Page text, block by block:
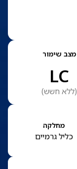
מצב שימור
LC
(ללא חשש)
מחלקה
כליל גרמיים